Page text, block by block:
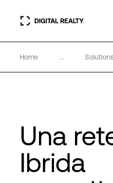
Data center
Competenze e Risorse
Home ...
Una
Ibrida